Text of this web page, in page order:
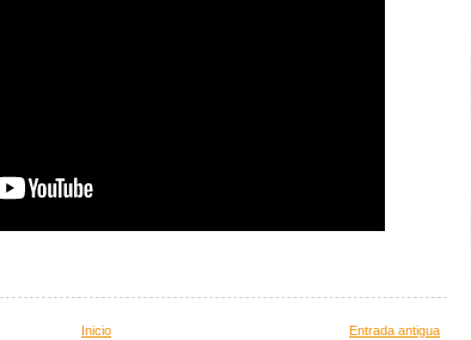
Entrada antigua
Inicio